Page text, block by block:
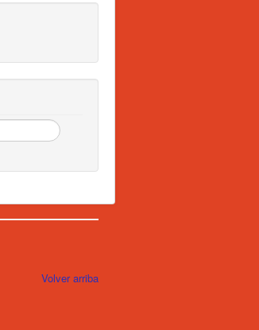
Volver arriba